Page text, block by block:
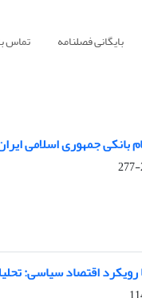
بایگانی فصلنامه تماس
بانکی جمهوری اسلامی
اقتصاد سیاسی: